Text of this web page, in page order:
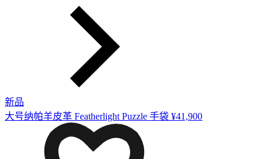
新品
大号纳帕羊皮革 Featherlight Puzzle 手袋 ¥41,900